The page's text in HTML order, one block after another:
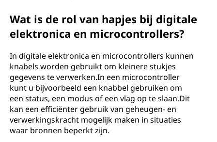
Wat is de rol van hapjes bij digitale
elektronica en microcontrollers?
In digitale elektronica en microcontrollers kunnen
knabels worden gebruikt om kleinere stukjes
gegevens te verwerken.In een microcontroller
kunt u bijvoorbeeld een knabbel gebruiken om
een ​​status, een modus of een vlag op te slaan.Dit
kan een efficiënter gebruik van geheugen- en
verwerkingskracht mogelijk maken in situaties
waar bronnen beperkt zijn.